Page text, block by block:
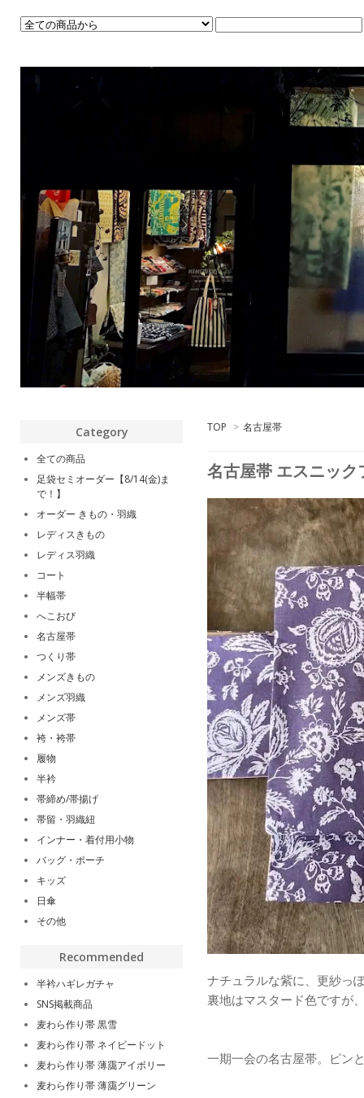
TOP > 名古屋帯
名古屋帯 エスニッ
ナチュラルな紫に、更紗っ
裏地はマスタード色ですが
一期一会の名古屋帯。ピン
Category
全ての商品
足袋セミオーダー【8/14(金)ま
で！】
オーダー きもの・羽織
レディスきもの
レディス羽織
コート
半幅帯
へこおび
名古屋帯
つくり帯
メンズきもの
メンズ羽織
メンズ帯
袴・袴帯
履物
半衿
帯締め/帯揚げ
帯留・羽織紐
インナー・着付用小物
バッグ・ポーチ
キッズ
日傘
その他
Recommended
半衿ハギレガチャ
SNS掲載商品
麦わら作り帯 黒雪
麦わら作り帯 ネイビードット
麦わら作り帯 薄靄アイボリー
麦わら作り帯 薄靄グリーン